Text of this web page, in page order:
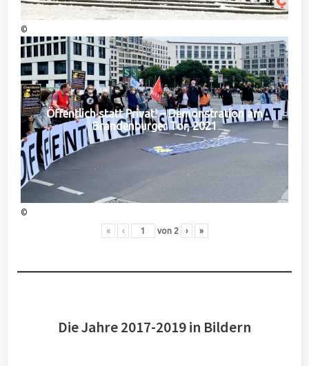
©
Öffentlich statt Privat! – Demonstration am
Brandenburger Tor, 2021
©
« ‹ von 2 › »
Die Jahre 2017-2019 in Bildern